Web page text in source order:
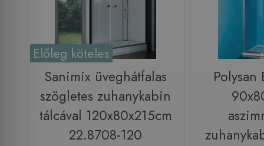
Előleg köteles
Sanimix üveghátfalas
szögletes zuhanykabin
tálcával 120x80x215cm
22.8708-120
Polysan